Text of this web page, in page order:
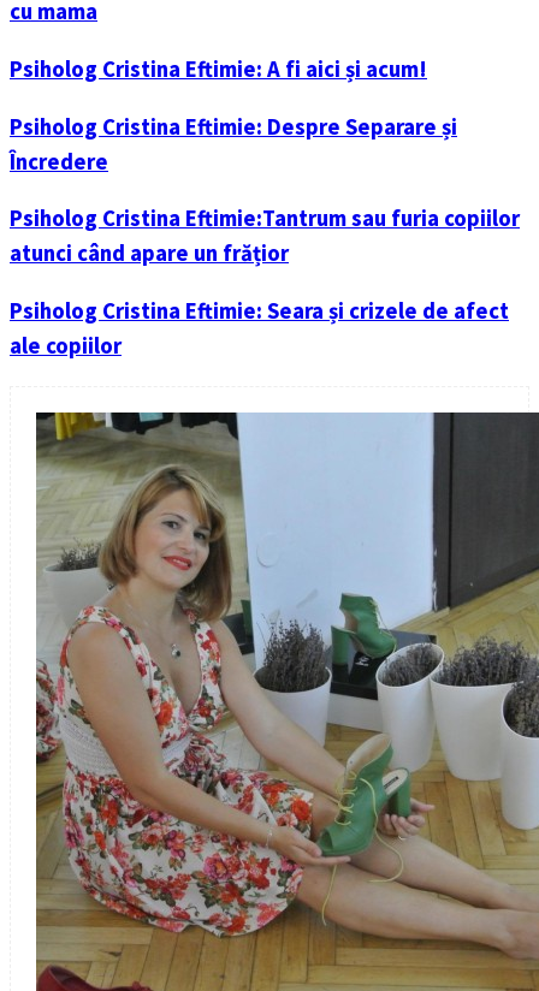
cu mama
Psiholog Cristina Eftimie: A fi aici și acum!
Psiholog Cristina Eftimie: Despre Separare și
Încredere
Psiholog Cristina Eftimie:Tantrum sau furia copiilor
atunci când apare un frățior
Psiholog Cristina Eftimie: Seara și crizele de afect
ale copiilor